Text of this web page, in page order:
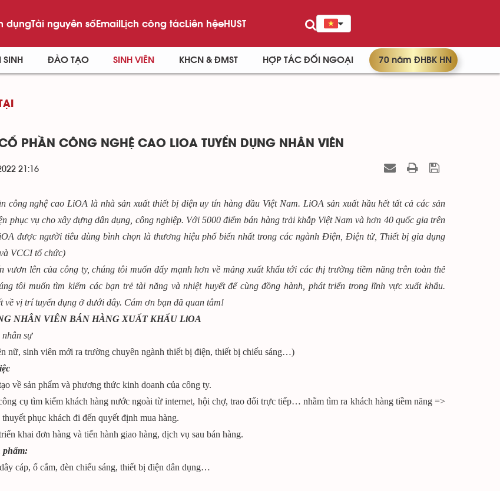
dụngTài nguyên sốEmailLịch công tácLiên hệeHUST
SINH ĐÀO TẠO SINH VIÊN KHCN & ĐMST HỢP TÁC ĐỐI NGOẠI 70 năm ĐHBK HN
PHẦN CÔNG NGHỆ CAO LIOA TUYỂN DỤNG NHÂN VIÊN
21:16
công nghệ cao LiOA là nhà sản xuất thiết bị điện uy tín hàng đầu Việt Nam. LiOA sản xuất hầu hết tất cả các sản
phục vụ cho xây dựng dân dụng, công nghiệp. Với 5000 điểm bán hàng trải khắp Việt Nam và hơn 40 quốc gia trên
được người tiêu dùng bình chọn là thương hiệu phổ biến nhất trong các ngành Điện, Điện tử, Thiết bị gia dụng
VCCI tổ chức)
vươn lên của công ty, chúng tôi muốn đẩy mạnh hơn về mảng xuất khẩu tới các thị trường tiềm năng trên toàn thế
tôi muốn tìm kiếm các bạn trẻ tài năng và nhiệt huyết để cùng đồng hành, phát triển trong lĩnh vực xuất khẩu.
về vị trí tuyển dụng ở dưới đây. Cám ơn bạn đã quan tâm!
NHÂN VIÊN BÁN HÀNG XUẤT KHẨU LiOA
nhân sự
nữ, sinh viên mới ra trường chuyên ngành thiết bị điện, thiết bị chiếu sáng…)
về sản phẩm và phương thức kinh doanh của công ty.
cụ tìm kiếm khách hàng nước ngoài từ internet, hội chợ, trao đổi trực tiếp… nhằm tìm ra khách hàng tiềm năng =>
phục khách đi đến quyết định mua hàng.
khai đơn hàng và tiến hành giao hàng, dịch vụ sau bán hàng.
phẩm:
cáp, ổ cắm, đèn chiếu sáng, thiết bị điện dân dụng…